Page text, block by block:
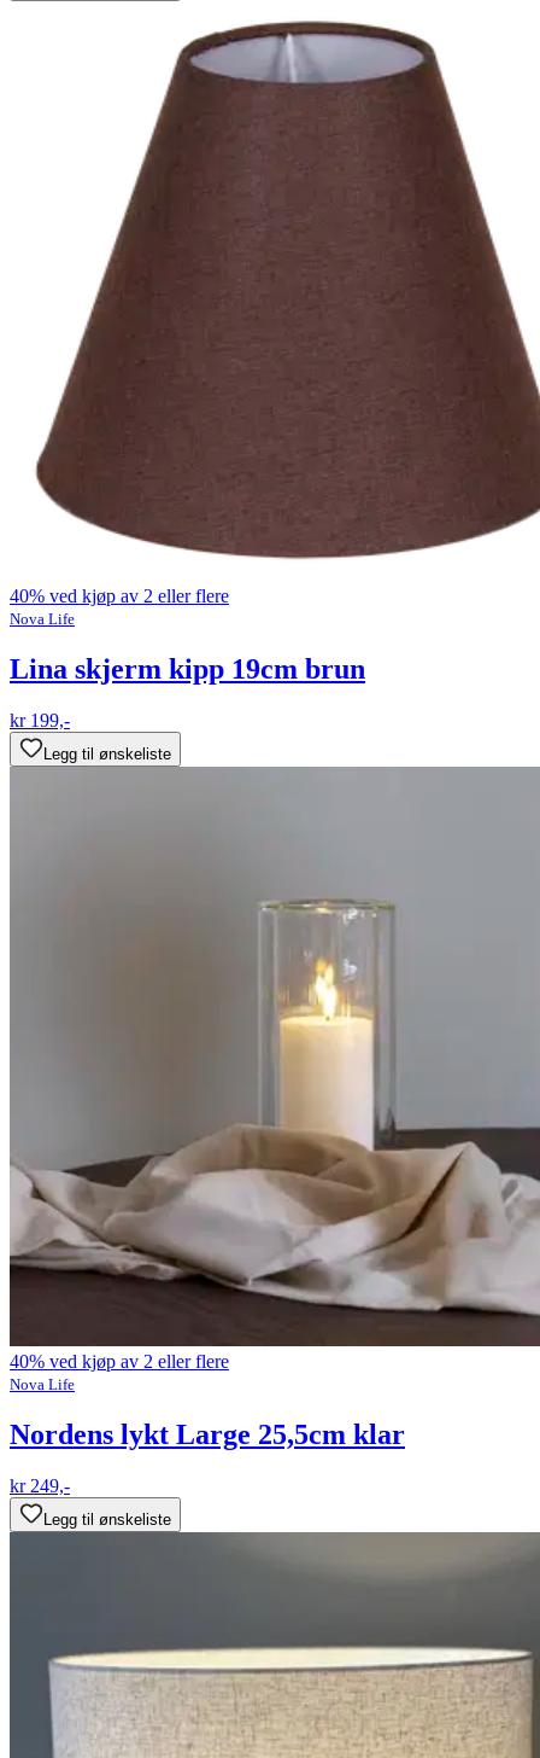
40% ved kjøp av 2 eller flere
Nova Life
Lina skjerm kipp 19cm brun
kr 199,-
Legg til ønskeliste
40% ved kjøp av 2 eller flere
Nova Life
Nordens lykt Large 25,5cm klar
kr 249,-
Legg til ønskeliste